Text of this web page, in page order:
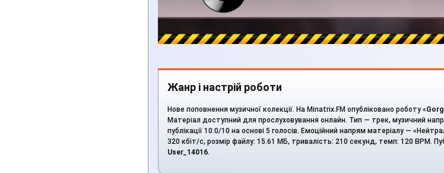
Жанр і настрій роботи
Нове поповнення музичної колекції. На Minatrix.FM опубліковано роботу «
Матеріал доступний для прослуховування онлайн. Тип — трек, музичний
публікації 10.0/10 на основі 5 голосів. Емоційний напрям матеріалу —
320 кбіт/с, розмір файлу: 15.61 МБ, тривалість: 210 секунд, темп: 120 BPM.
User_14016.